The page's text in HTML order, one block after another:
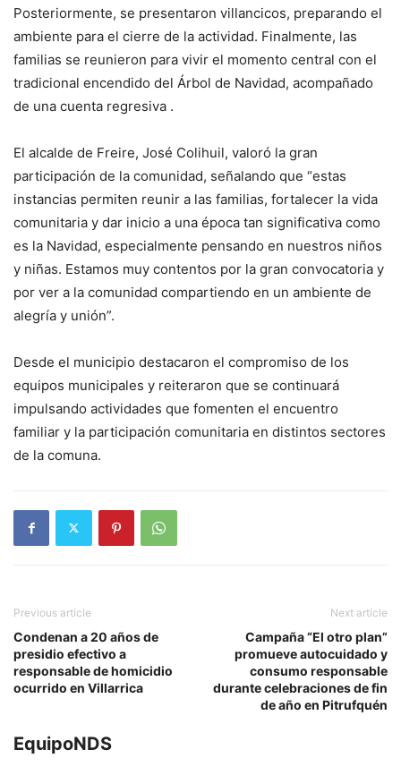
Posteriormente, se presentaron villancicos, preparando el
ambiente para el cierre de la actividad. Finalmente, las
familias se reunieron para vivir el momento central con el
tradicional encendido del Árbol de Navidad, acompañado
de una cuenta regresiva .
El alcalde de Freire, José Colihuil, valoró la gran
participación de la comunidad, señalando que “estas
instancias permiten reunir a las familias, fortalecer la vida
comunitaria y dar inicio a una época tan significativa como
es la Navidad, especialmente pensando en nuestros niños
y niñas. Estamos muy contentos por la gran convocatoria y
por ver a la comunidad compartiendo en un ambiente de
alegría y unión”.
Desde el municipio destacaron el compromiso de los
equipos municipales y reiteraron que se continuará
impulsando actividades que fomenten el encuentro
familiar y la participación comunitaria en distintos sectores
de la comuna.
Previous article
Condenan a 20 años de
presidio efectivo a
responsable de homicidio
ocurrido en Villarrica
Next article
Campaña “El otro plan”
promueve autocuidado y
consumo responsable
durante celebraciones de fin
de año en Pitrufquén
EquipoNDS